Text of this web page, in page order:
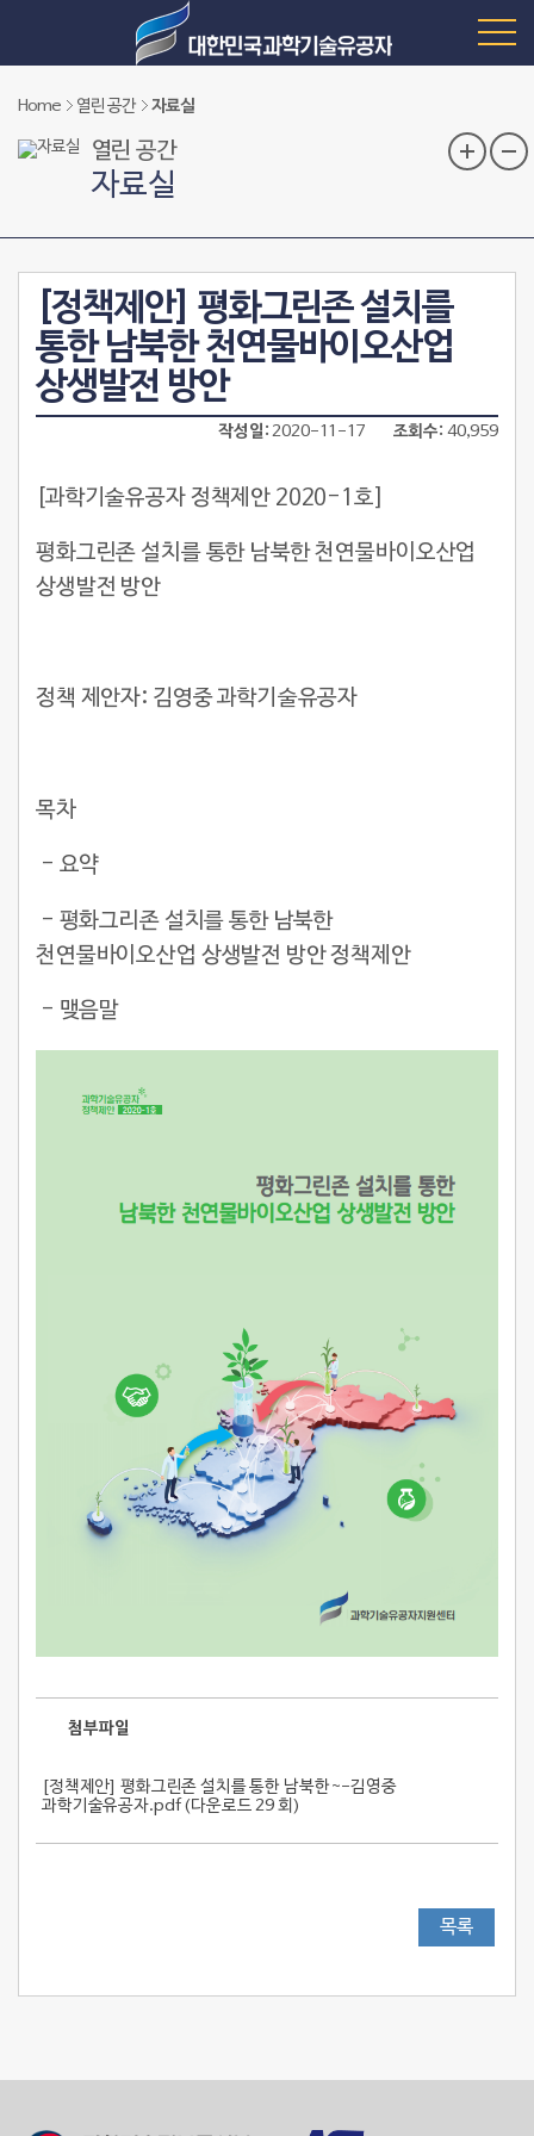
Home 열린 공간 자료실
열린 공간
자료실
[정책제안] 평화그린존 설치를
통한 남북한 천연물바이오산업
상생발전 방안
작성일 2020-11-17 조회수 40,959
[과학기술유공자 정책제안 2020-1호]
평화그린존 설치를 통한 남북한 천연물바이오산업
상생발전 방안
정책 제안자: 김영중 과학기술유공자
목차
- 요약
- 평화그리존 설치를 통한 남북한
천연물바이오산업 상생발전 방안 정책제안
- 맺음말
첨부파일
[정책제안] 평화그린존 설치를 통한 남북한~-김영중
과학기술유공자.pdf (다운로드 29 회 )
목록